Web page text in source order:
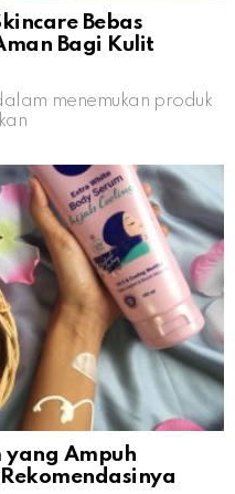
Bebas
Bagi Kulit
menemukan produk
yang Ampuh